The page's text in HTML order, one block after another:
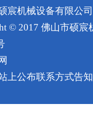
宸机械设备有限公
© 2017 佛山市硕
上公布联系方式告